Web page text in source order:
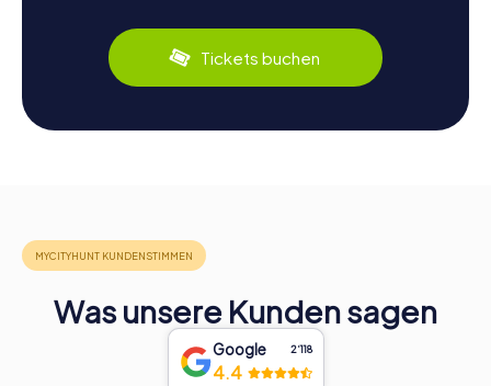
Tickets buchen
Was unsere Kunden sagen
Google 2‘118
4.4